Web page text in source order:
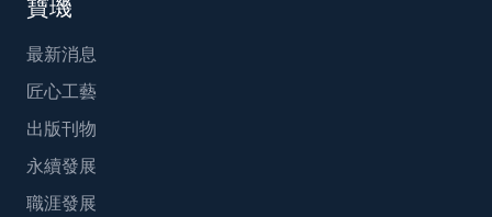
寶璣
最新消息
匠心工藝
出版刊物
永續發展
職涯發展